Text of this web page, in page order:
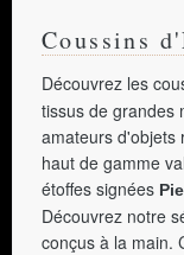
Coussins
Découvrez les
tissus de grandes
amateurs d'objets
haut de gamme
étoffes signées
Découvrez notre
conçus à la main.